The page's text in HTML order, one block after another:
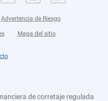
Advertencia de Riesgo
Mapa del sitio
de corretaje regulada